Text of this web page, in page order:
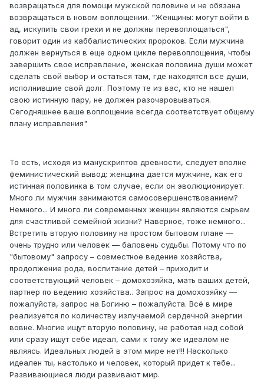
возвращаться для помощи мужской половине и не обязана
возвращаться в новом воплощении. "Женщины: могут войти в
ад, искупить свои грехи и не должны перевоплощаться",
говорит один из каббалистических пророков. Если мужчина
должен вернуться в еще одном цикле перевоплощения, чтобы
завершить свое исправление, женская половина души может
сделать свой выбор и остаться там, где находятся все души,
исполнившие свой долг. Поэтому те из вас, кто не нашел
свою истинную пару, не должен разочаровываться.
Сегодняшнее ваше воплощение всегда соответствует общему
плану исправления"
То есть, исходя из манускриптов древности, следует вполне
феминистический вывод: женщина дается мужчине, как его
истинная половинка в том случае, если он эволюционирует.
Много ли мужчин занимаются самосовершенствованием?
Немного... И много ли современных женщин являются сырьем
для счастливой семейной жизни? Наверное, тоже немного...
Встретить вторую половину на простом бытовом плане —
очень трудно или человек — баловень судьбы. Потому что по
"бытовому" запросу – совместное ведение хозяйства,
продолжение рода, воспитание детей – приходит и
соответствующий человек – домохозяйка, мать ваших детей,
партнер по ведению хозяйства.. Запрос на домохозяйку —
пожалуйста, запрос на Богиню – пожалуйста. Всё в мире
реализуется по количеству излучаемой сердечной энергии
вовне. Многие ищут вторую половину, не работая над собой
или сразу ищут себе идеал, сами к тому же идеалом не
являясь. Идеальных людей в этом мире нет!!! Насколько
идеален ты, настолько и человек, который придет к тебе...
Развивающиеся люди развивают мир.